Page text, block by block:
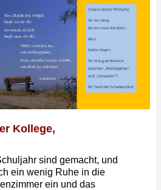
Kollege,
sind gemacht, und
ein wenig Ruhe in die
ein und das